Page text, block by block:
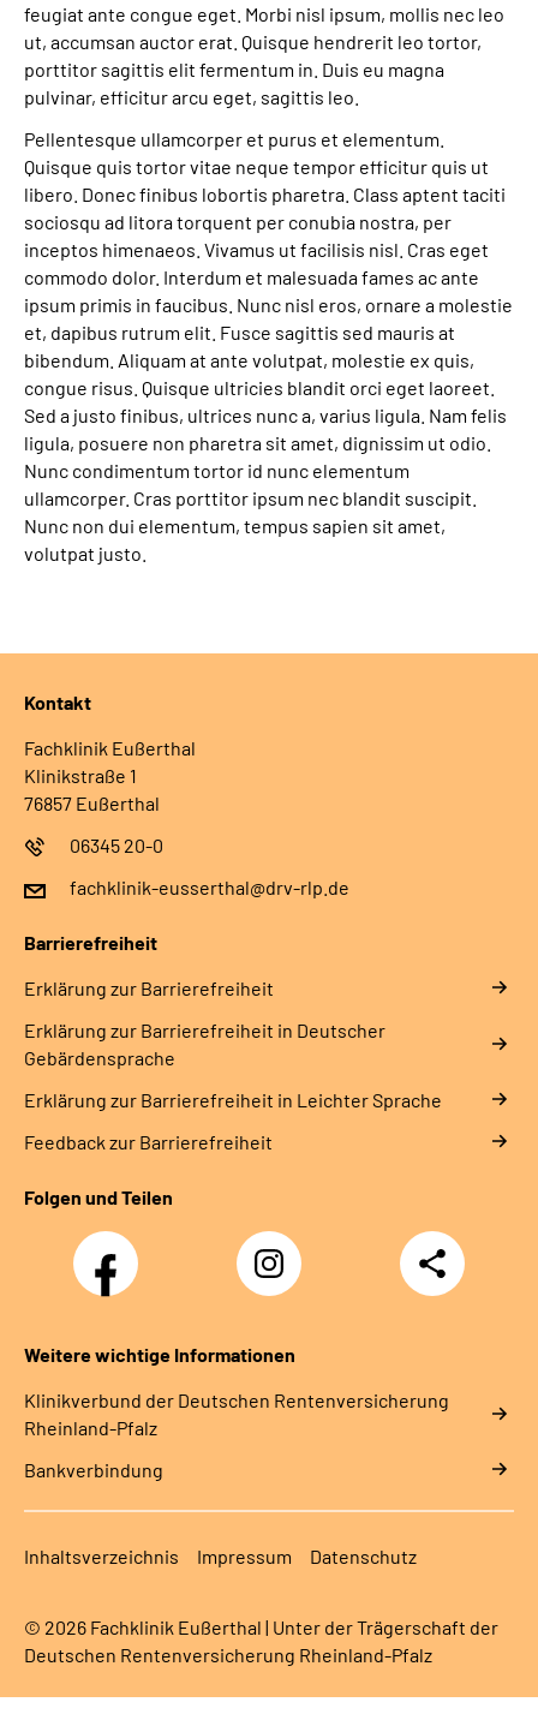
feugiat ante congue eget. Morbi nisl ipsum, mollis nec leo
ut, accumsan auctor erat. Quisque hendrerit leo tortor,
porttitor sagittis elit fermentum in. Duis eu magna
pulvinar, efficitur arcu eget, sagittis leo.
Pellentesque ullamcorper et purus et elementum.
Quisque quis tortor vitae neque tempor efficitur quis ut
libero. Donec finibus lobortis pharetra. Class aptent taciti
sociosqu ad litora torquent per conubia nostra, per
inceptos himenaeos. Vivamus ut facilisis nisl. Cras eget
commodo dolor. Interdum et malesuada fames ac ante
ipsum primis in faucibus. Nunc nisl eros, ornare a molestie
et, dapibus rutrum elit. Fusce sagittis sed mauris at
bibendum. Aliquam at ante volutpat, molestie ex quis,
congue risus. Quisque ultricies blandit orci eget laoreet.
Sed a justo finibus, ultrices nunc a, varius ligula. Nam felis
ligula, posuere non pharetra sit amet, dignissim ut odio.
Nunc condimentum tortor id nunc elementum
ullamcorper. Cras porttitor ipsum nec blandit suscipit.
Nunc non dui elementum, tempus sapien sit amet,
volutpat justo.
Kontakt
Fachklinik Eußerthal
Klinikstraße 1
76857 Eußerthal
06345 20-0
fachklinik-eusserthal@drv-rlp.de
Barrierefreiheit
Erklärung zur Barrierefreiheit
Erklärung zur Barrierefreiheit in Deutscher
Gebärdensprache
Erklärung zur Barrierefreiheit in Leichter Sprache
Feedback zur Barrierefreiheit
Folgen und Teilen
Facebook
Instagram
DRV
Nachwuchskräfte
Teilen
Weitere wichtige Informationen
Klinikverbund der Deutschen Rentenversicherung
Rheinland-Pfalz
Bankverbindung
Inhaltsverzeichnis Impressum Datenschutz
© 2026 Fachklinik Eußerthal | Unter der Trägerschaft der
Deutschen Rentenversicherung Rheinland-Pfalz